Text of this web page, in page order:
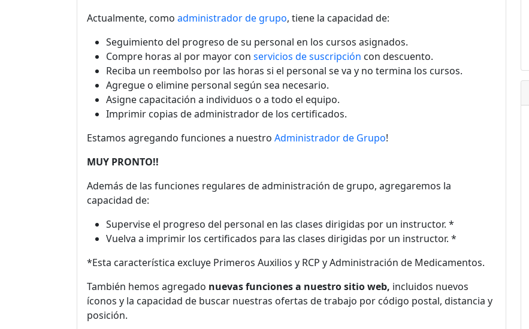
Actualmente, como administrador de grupo, tiene la capacidad de:
Seguimiento del progreso de su personal en los cursos asignados.
Compre horas al por mayor con servicios de suscripción con descuento.
Reciba un reembolso por las horas si el personal se va y no termina los cursos.
Agregue o elimine personal según sea necesario.
Asigne capacitación a individuos o a todo el equipo.
Imprimir copias de administrador de los certificados.
Estamos agregando funciones a nuestro Administrador de Grupo!
MUY PRONTO!!
Además de las funciones regulares de administración de grupo, agregaremos la
capacidad de:
Supervise el progreso del personal en las clases dirigidas por un instructor. *
Vuelva a imprimir los certificados para las clases dirigidas por un instructor. *
*Esta característica excluye Primeros Auxilios y RCP y Administración de Medicamentos.
También hemos agregado nuevas funciones a nuestro sitio web, incluidos nuevos
íconos y la capacidad de buscar nuestras ofertas de trabajo por código postal, distancia y
posición.